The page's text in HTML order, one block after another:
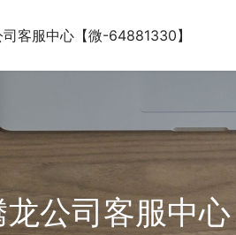
客服中心【微-64881330】
公司客服中